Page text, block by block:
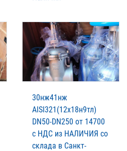
30нж41нж
AISI321(12х18н9тл)
DN50-DN250 от 14700
с НДС из НАЛИЧИЯ со
склада в Санкт-